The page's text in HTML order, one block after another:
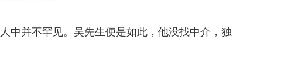
中并不罕见。吴先生便是如此，他没找中介，独